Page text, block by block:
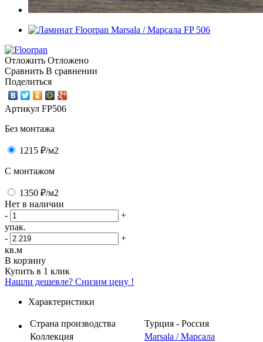
Отложить Отложено
Сравнить В сравнении
Поделиться
Артикул FP506
Без монтажа
1215 ₽/м2
C монтажом
1350 ₽/м2
Нет в наличии
-
+
упак.
-
+
кв.м
В корзину
Купить в 1 клик
Нашли дешевле? Снизим цену !
Характеристики
Страна производства
Турция - Россия
Коллекция
Marsala / Марсала